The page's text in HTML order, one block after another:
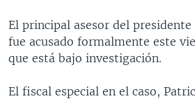
DEPORTIVO INTERNACIONAL
NOTA ECONÓMICA
Idiomas
El principal asesor del presidente
fue acusado formalmente este
que está bajo investigación.
El fiscal especial en el caso,